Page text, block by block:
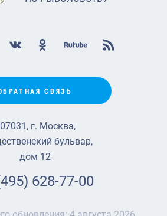
СВЯЗЬ
г. Москва,
бульвар,
дом 12
628-77-00